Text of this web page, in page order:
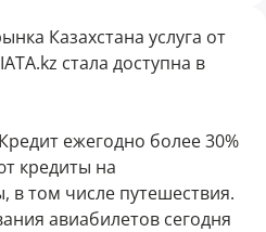
Казахстана услуга от
стала доступна в
ежегодно более 30%
кредиты на
в том числе путешествия.
авиабилетов сегодня